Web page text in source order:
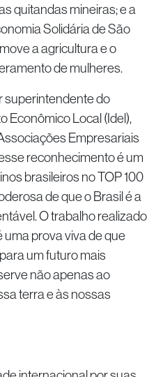
quitandas mineiras; e a
Solidária de São
a agricultura e o
de mulheres.
superintendente do
Econômico Local (Idel),
Empresariais
reconhecimento é um
brasileiros no TOP 100
de que o Brasil é a
O trabalho realizado
uma prova viva de que
um futuro mais
não apenas ao
terra e às nossas